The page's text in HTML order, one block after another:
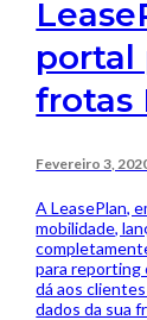
portal
frotas
Fevereiro 3,
A LeasePlan,
mobilidade,
para reporting
dá aos
dados da sua